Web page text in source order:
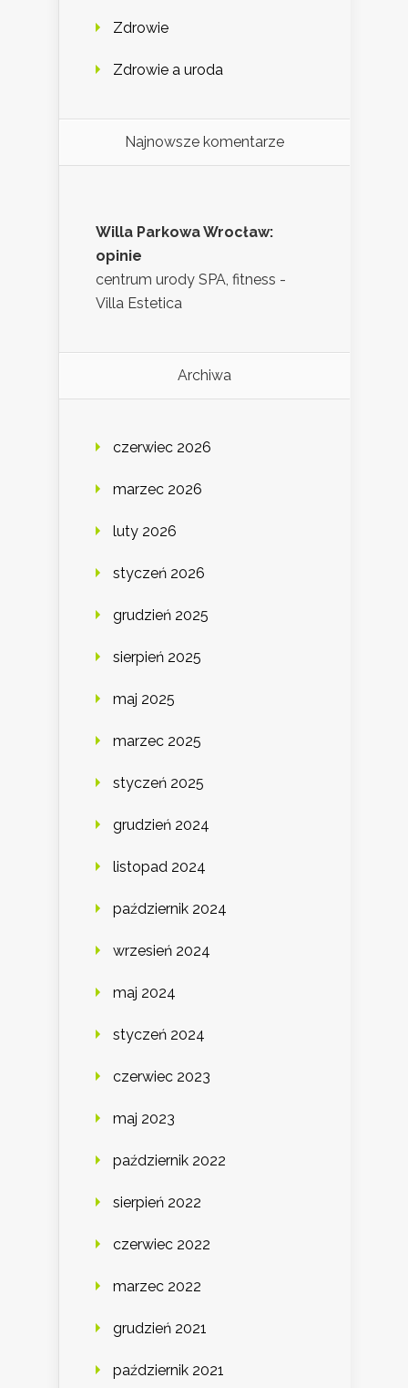
Zdrowie
Zdrowie a uroda
Najnowsze komentarze
Willa Parkowa Wrocław:
opinie
centrum urody SPA, fitness -
Villa Estetica
Archiwa
czerwiec 2026
marzec 2026
luty 2026
styczeń 2026
grudzień 2025
sierpień 2025
maj 2025
marzec 2025
styczeń 2025
grudzień 2024
listopad 2024
październik 2024
wrzesień 2024
maj 2024
styczeń 2024
czerwiec 2023
maj 2023
październik 2022
sierpień 2022
czerwiec 2022
marzec 2022
grudzień 2021
październik 2021